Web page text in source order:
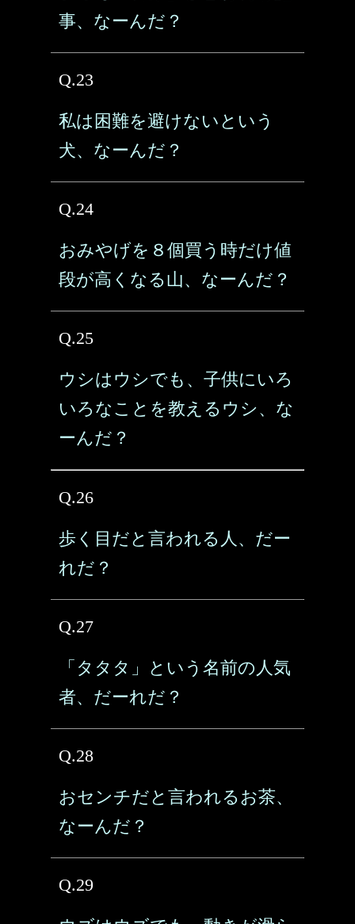
事、なーんだ？
Q.23
私は困難を避けないという
犬、なーんだ？
Q.24
おみやげを８個買う時だけ値
段が高くなる山、なーんだ？
Q.25
ウシはウシでも、子供にいろ
いろなことを教えるウシ、な
ーんだ？
Q.26
歩く目だと言われる人、だー
れだ？
Q.27
「タタタ」という名前の人気
者、だーれだ？
Q.28
おセンチだと言われるお茶、
なーんだ？
Q.29